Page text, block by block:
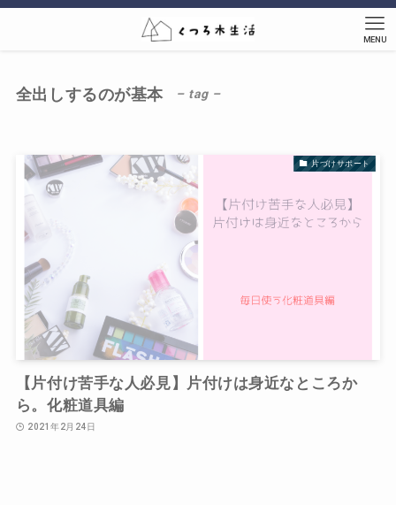
MENU
全出しするのが基本 – tag –
片づけサポート
【片付け苦手な人必見】片付けは身近なところか
ら。化粧道具編
2021年2月24日